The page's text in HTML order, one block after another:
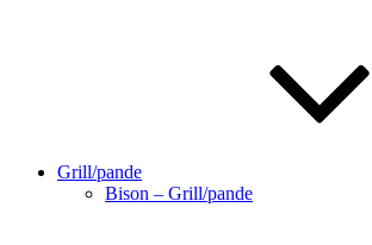
Grill/pande
Bison – Grill/pande